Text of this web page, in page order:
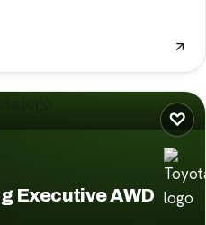
♡
Executive AWD